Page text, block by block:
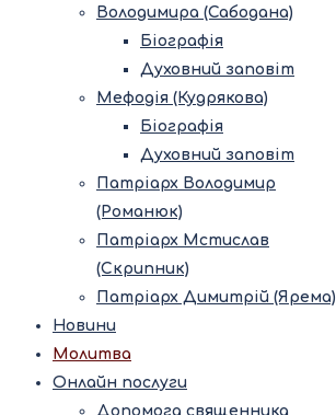
Володимира (Сабодана)
Біографія
Духовний заповіт
Мефодія (Кудрякова)
Біографія
Духовний заповіт
Патріарх Володимир
(Романюк)
Патріарх Мстислав
(Скрипник)
Патріарх Димитрій (Ярема)
Новини
Молитва
Онлайн послуги
Допомога священника